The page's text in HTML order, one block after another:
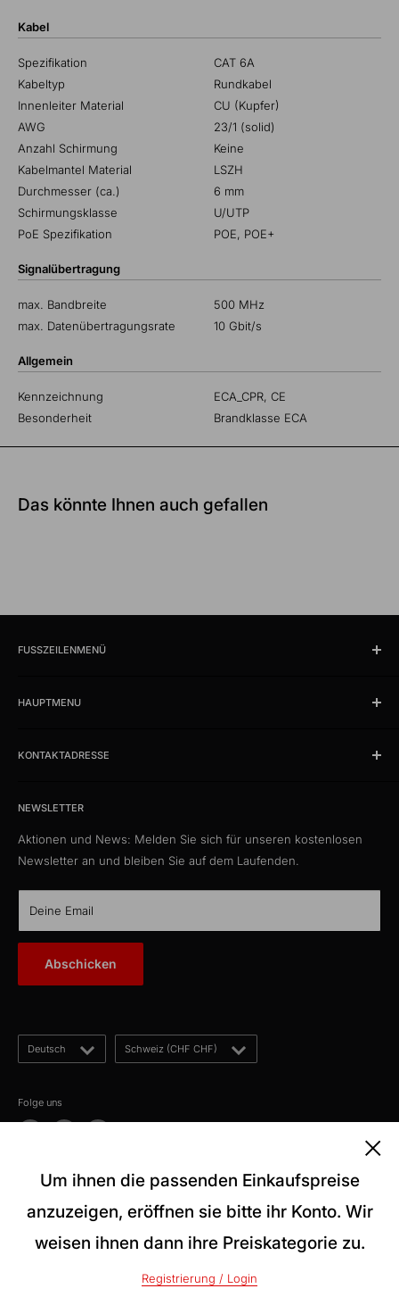
Um ihnen die passenden Einkaufspreise
anzuzeigen, eröffnen sie bitte ihr Konto. Wir
weisen ihnen dann ihre Preiskategorie zu.
Registrierung / Login
Kabel
Spezifikation
CAT 6A
Kabeltyp
Rundkabel
Innenleiter Material
CU (Kupfer)
AWG
23/1 (solid)
Anzahl Schirmung
Keine
Kabelmantel Material
LSZH
Durchmesser (ca.)
6 mm
Schirmungsklasse
U/UTP
PoE Spezifikation
POE, POE+
Signalübertragung
max. Bandbreite
500 MHz
max. Datenübertragungsrate
10 Gbit/s
Allgemein
Kennzeichnung
ECA_CPR, CE
Besonderheit
Brandklasse ECA
Das könnte Ihnen auch gefallen
FUSSZEILENMENÜ
Öffnungszeiten und Lokalität
AGB
Versandkosten
HAUPTMENU
News
Musterkataloge
Eigenmarke
CustomCables
KabelLexikon
Über uns
Kontakt
Blog
KONTAKTADRESSE
Das Kabelportal. Persönlich. Kompetent. Seit 1997.
CH-5012 Schönenwerd
(Antwort innerhalb von 12 Stunden)
NEWSLETTER
Aktionen und News: Melden Sie sich für unseren kostenlosen
Newsletter an und bleiben Sie auf dem Laufenden.
Deine Email
Abschicken
Sprache
Deutsch Land/Region
Schweiz (CHF CHF)
Folge uns
Wir akzeptieren